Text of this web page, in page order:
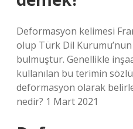
Deformasyon kelimesi
olup Türk Dil
bulmuştur. Genellikle
kullanılan bu terimin
deformasyon olarak
nedir? 1 Mart 2021